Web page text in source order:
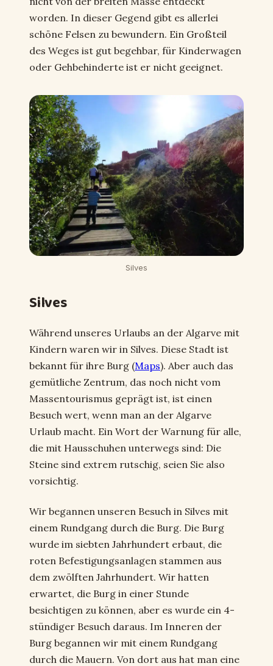
worden. In dieser Gegend gibt es allerlei
schöne Felsen zu bewundern. Ein Großteil
des Weges ist gut begehbar, für Kinderwagen
oder Gehbehinderte ist er nicht geeignet.
Silves
Silves
Während unseres Urlaubs an der Algarve mit
Kindern waren wir in Silves. Diese Stadt ist
bekannt für ihre Burg (Maps). Aber auch das
gemütliche Zentrum, das noch nicht vom
Massentourismus geprägt ist, ist einen
Besuch wert, wenn man an der Algarve
Urlaub macht. Ein Wort der Warnung für alle,
die mit Hausschuhen unterwegs sind: Die
Steine sind extrem rutschig, seien Sie also
vorsichtig.
Wir begannen unseren Besuch in Silves mit
einem Rundgang durch die Burg. Die Burg
wurde im siebten Jahrhundert erbaut, die
roten Befestigungsanlagen stammen aus
dem zwölften Jahrhundert. Wir hatten
erwartet, die Burg in einer Stunde
besichtigen zu können, aber es wurde ein 4-
stündiger Besuch daraus. Im Inneren der
Burg begannen wir mit einem Rundgang
durch die Mauern. Von dort aus hat man eine